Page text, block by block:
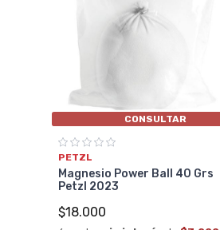
CONSULTAR
PETZL
Magnesio Power Ball 40 Grs
Petzl 2023
$18.000